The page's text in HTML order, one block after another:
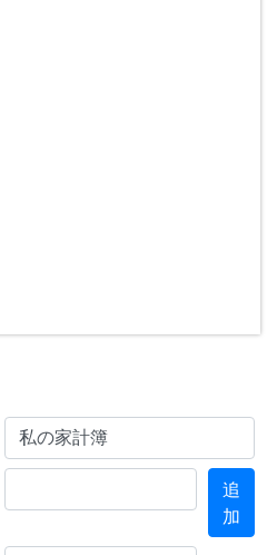
追
加